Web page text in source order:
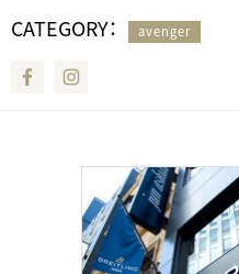
CATEGORY： avenger
Facebook